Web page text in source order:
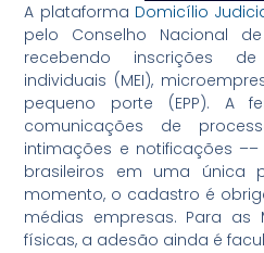
A plataforma Domicílio
pelo Conselho Nacional
recebendo inscrições de
individuais (MEI),
pequeno porte (EPP). A
comunicações de
intimações e notificações
brasileiros em uma única
momento, o cadastro é
médias empresas. Para as
físicas, a adesão ainda é